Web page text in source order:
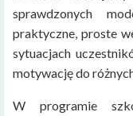
sprawdzonych
praktyczne, proste
sytuacjach
motywację do
W programie